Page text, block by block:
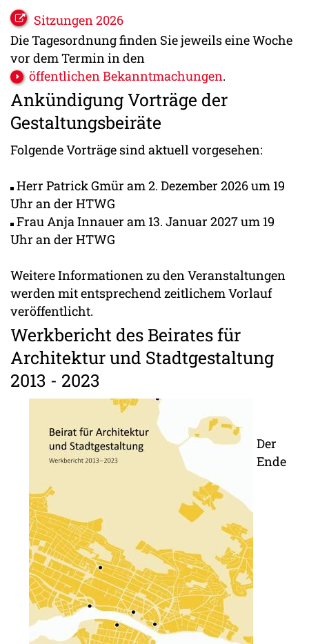
Sitzungen 2026
Die Tagesordnung finden Sie jeweils eine Woche
vor dem Termin in den
öffentlichen Bekanntmachungen.
Ankündigung Vorträge der
Gestaltungsbeiräte
Folgende Vorträge sind aktuell vorgesehen:
Herr Patrick Gmür am 2. Dezember 2026 um 19
Uhr an der HTWG
Frau Anja Innauer am 13. Januar 2027 um 19
Uhr an der HTWG
Weitere Informationen zu den Veranstaltungen
werden mit entsprechend zeitlichem Vorlauf
veröffentlicht.
Werkbericht des Beirates für
Architektur und Stadtgestaltung
2013 - 2023
Der
Ende